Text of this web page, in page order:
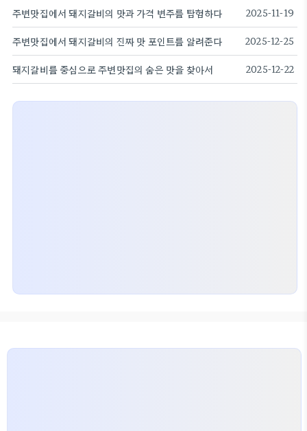
주변맛집에서 돼지갈비의 맛과 가격 변주를 탐험하다 2025-11-19
주변맛집에서 돼지갈비의 진짜 맛 포인트를 알려준다 2025-12-25
돼지갈비를 중심으로 주변맛집의 숨은 맛을 찾아서 2025-12-22